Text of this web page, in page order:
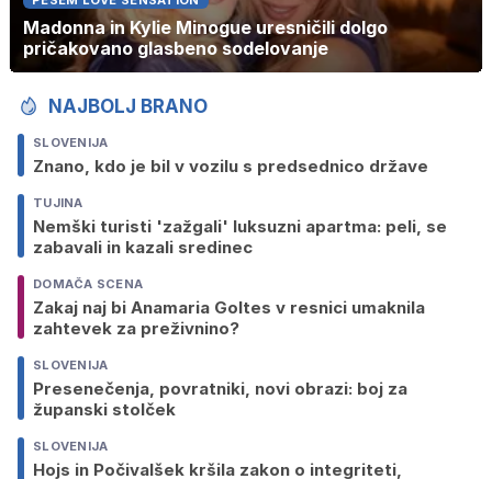
Madonna in Kylie Minogue uresničili dolgo
pričakovano glasbeno sodelovanje
NAJBOLJ BRANO
SLOVENIJA
Znano, kdo je bil v vozilu s predsednico države
TUJINA
Nemški turisti 'zažgali' luksuzni apartma: peli, se
zabavali in kazali sredinec
DOMAČA SCENA
Zakaj naj bi Anamaria Goltes v resnici umaknila
zahtevek za preživnino?
SLOVENIJA
Presenečenja, povratniki, novi obrazi: boj za
županski stolček
SLOVENIJA
Hojs in Počivalšek kršila zakon o integriteti,